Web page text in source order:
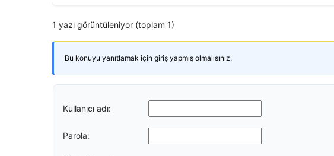
1 yazı görüntüleniyor (toplam 1)
Bu konuyu yanıtlamak için giriş yapmış olmalısınız.
Kullanıcı adı:
Parola: